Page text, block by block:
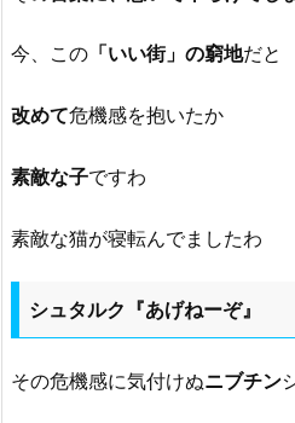
今、この 「いい街」の窮地だと
改めて危機感を抱いたか
素敵な子ですわ
素敵な猫が寝転んでましたわ
シュタルク『あげねーぞ』
その危機感に気付けぬニブチン